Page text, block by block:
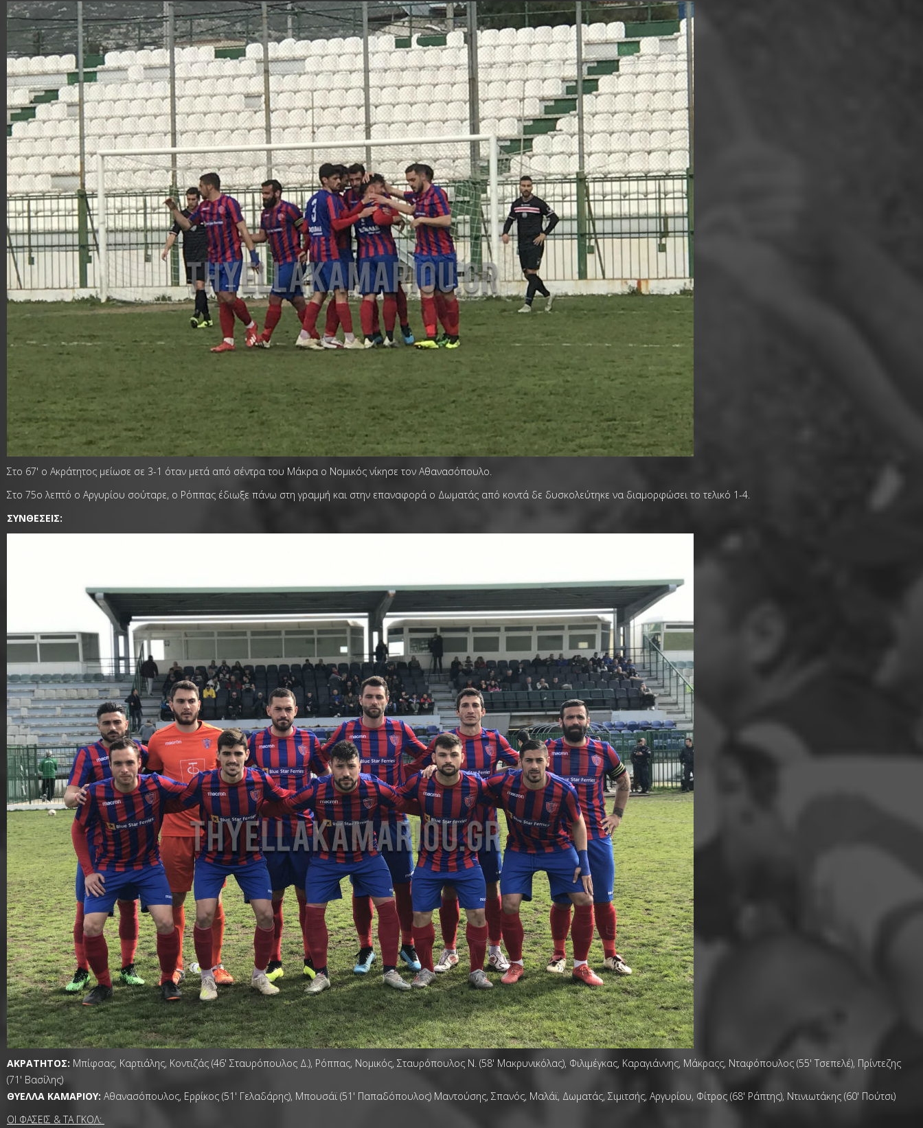
Στο 67' ο Ακράτητος μείωσε σε 3-1 όταν μετά από σέντρα του Μάκρα ο Νομικός νίκησε τον Αθανασόπουλο.
Στο 75ο λεπτό ο Αργυρίου σούταρε, ο Ρόππας έδιωξε πάνω στη γραμμή και στην επαναφορά ο Δωματάς από κοντά δε δυσκολεύτηκε να διαμορφώσει το τελικό 1-4.
ΣΥΝΘΕΣΕΙΣ:
ΑΚΡΑΤΗΤΟΣ: Μπίφσας, Καρτιάλης, Κοντιζάς (46' Σταυρόπουλος Δ.), Ρόππας, Νομικός, Σταυρόπουλος Ν. (58' Μακρυνικόλας), Φιλιμέγκας, Καραγιάννης, Μάκραςς, Νταφόπουλος (55' Τσεπελέ), Πρίντεζης
(71' Βασίλης)
ΘΥΕΛΛΑ ΚΑΜΑΡΙΟΥ: Αθανασόπουλος, Ερρίκος (51' Γελαδάρης), Μπουσάϊ (51' Παπαδόπουλος) Μαντούσης, Σπανός, Μαλάϊ, Δωματάς, Σιμιτσής, Αργυρίου, Φίτρος (68' Ράπτης), Ντινιωτάκης (60' Πούτσι)
ΟΙ ΦΑΣΕΙΣ & ΤΑ ΓΚΟΛ: